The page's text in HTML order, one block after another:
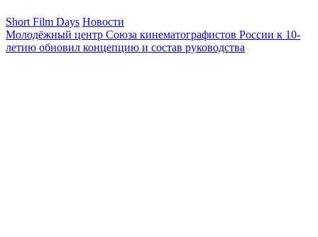
Short Film Days Новости
Молодёжный центр Союза кинематографистов России к 10-
летию обновил концепцию и состав руководства